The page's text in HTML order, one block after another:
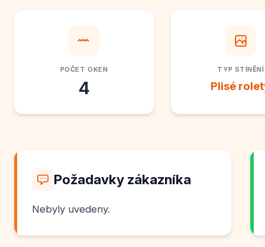
POČET OKEN
4
TYP STÍNĚNÍ
Plisé
Požadavky zákazníka
Nebyly uvedeny.